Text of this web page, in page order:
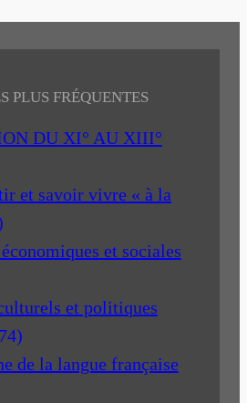
PLUS FRÉQUENTES
DU XI° AU XIII°
et savoir vivre « à la
et sociales
et politiques
de la langue française